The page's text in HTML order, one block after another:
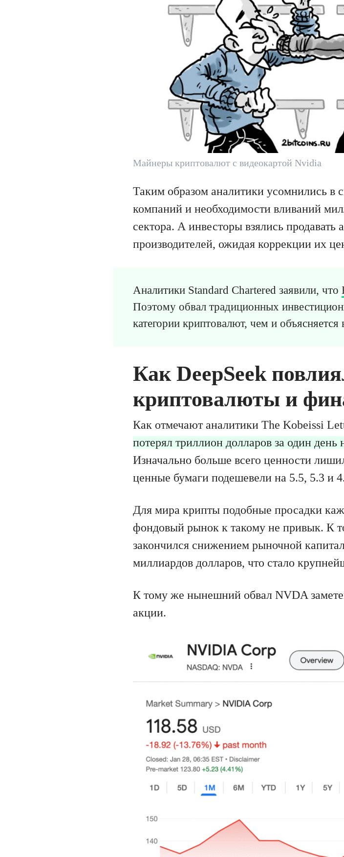
Майнеры криптовалют с видеокартой Nvidia
Таким образом аналитики усомнились в
компаний и необходимости вливаний
сектора. А инвесторы взялись продавать
производителей, ожидая коррекции их
Аналитики Standard Chartered заявили, что
Поэтому обвал традиционных
категории криптовалют, чем и
Как DeepSeek
криптовалюты и
Как отмечают аналитики The Kobeissi
потерял триллион долларов за один
Изначально больше всего ценности
ценные бумаги подешевели на 5.5, 5.3 и
Для мира крипты подобные просадки
фондовый рынок к такому не привык. К
закончился снижением рыночной
миллиардов долларов, что стало
К тому же нынешний обвал NVDA
акции.